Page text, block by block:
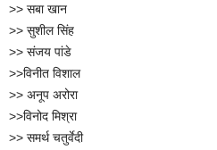
>> सबा खान
>> सुशील सिंह
>> संजय पांडे
>>विनीत विशाल
>> अनूप अरोरा
>>विनोद मिश्रा
>> समर्थ चतुर्वेदी